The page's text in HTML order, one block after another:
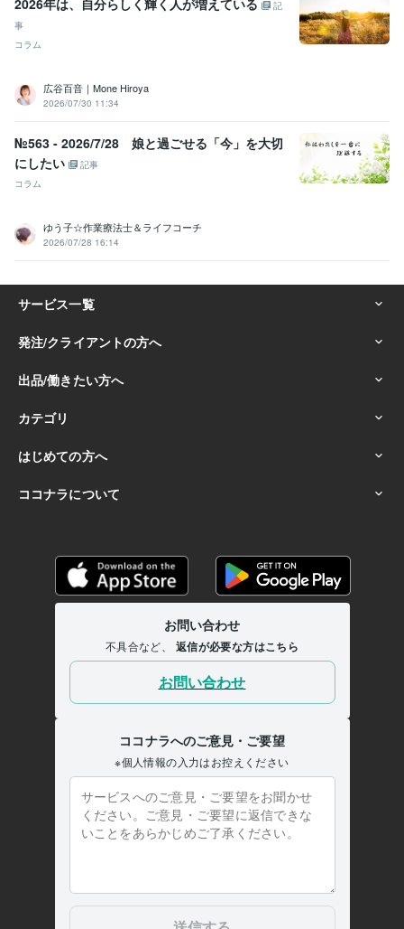
PowerPoint:10年Word:15年 ChatGPT:1年Canva:3年
カウンセリング 精神障害者
就労支援
メンタルケア
学習指導・資格・キャリア相談 公認心理師・臨床心理士の勉強方法
公認心理師 臨床心理士 資格取得 マインドセット 勉強
国家資格
モチベーション維持 心理 福祉
語学力
記
事
コラム
広谷百音｜Mone Hiroya
2026/07/30 11:34
№563 - 2026/7/28 娘と過ごせる「今」を大切
にしたい
記事
コラム
ゆう子☆作業療法士＆ライフコーチ
2026/07/28 16:14